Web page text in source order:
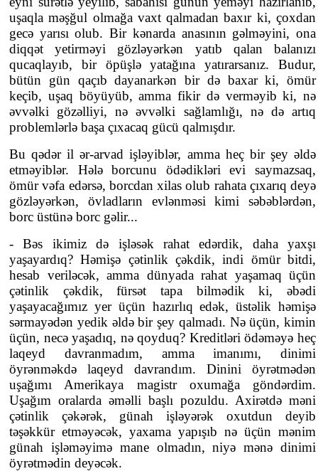
uşaqla məşğul olmağa vaxt qalmadan baxır ki, çoxdan
gecə yarısı olub. Bir kənarda anasının gəlməyini, ona
diqqət yetirməyi gözləyərkən yatıb qalan balanızı
qucaqlayıb, bir öpüşlə yatağına yatırarsanız. Budur,
bütün gün qaçıb dayanarkən bir də baxar ki, ömür
keçib, uşaq böyüyüb, amma fikir də verməyib ki, nə
əvvəlki gözəlliyi, nə əvvəlki sağlamlığı, nə də artıq
problemlərlə başa çıxacaq gücü qalmışdır.
Bu qədər il ər-arvad işləyiblər, amma heç bir şey əldə
etməyiblər. Hələ borcunu ödədikləri evi saymazsaq,
ömür vəfa edərsə, borcdan xilas olub rahata çıxarıq deyə
gözləyərkən, övladların evlənməsi kimi səbəblərdən,
borc üstünə borc gəlir...
- Bəs ikimiz də işləsək rahat edərdik, daha yaxşı
yaşayardıq? Həmişə çətinlik çəkdik, indi ömür bitdi,
hesab veriləcək, amma dünyada rahat yaşamaq üçün
çətinlik çəkdik, fürsət tapa bilmədik ki, əbədi
yaşayacağımız yer üçün hazırlıq edək, üstəlik həmişə
sərmayədən yedik əldə bir şey qalmadı. Nə üçün, kimin
üçün, necə yaşadıq, nə qoyduq? Kreditləri ödəməyə heç
laqeyd davranmadım, amma imanımı, dinimi
öyrənməkdə laqeyd davrandım. Dinini öyrətmədən
uşağımı Amerikaya magistr oxumağa göndərdim.
Uşağım oralarda əməlli başlı pozuldu. Axirətdə məni
çətinlik çəkərək, günah işləyərək oxutdun deyib
təşəkkür etməyəcək, yaxama yapışıb nə üçün mənim
günah işləməyimə mane olmadın, niyə mənə dinimi
öyrətmədin deyəcək.